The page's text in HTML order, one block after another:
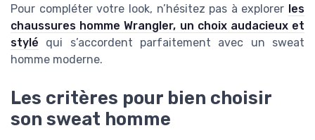
Pour compléter votre look, n’hésitez pas à explorer les
chaussures homme Wrangler, un choix audacieux et
stylé qui s’accordent parfaitement avec un sweat
homme moderne.
Les critères pour bien choisir
son sweat homme